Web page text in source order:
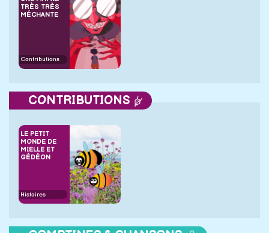
TRÈS TRÈS
MÉCHANTE
Contributions
CONTRIBUTIONS
LE PETIT
MONDE DE
MIELLE ET
GÉDÉON
Histoires